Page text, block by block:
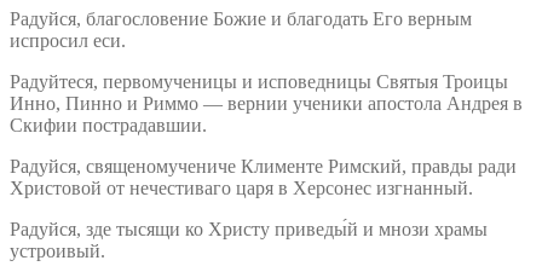
Радуйся, благословение Божие и благодать Его верным
испросил еси.
Радуйтеся, первомученицы и исповедницы Святыя Троицы
Инно, Пинно и Риммо — вернии ученики апостола Андрея в
Скифии пострадавшии.
Радуйся, священомучениче Клименте Римский, правды ради
Христовой от нечестиваго царя в Херсонес изгнанный.
Радуйся, зде тысящи ко Христу приведы́й и мнози храмы
устроивый.